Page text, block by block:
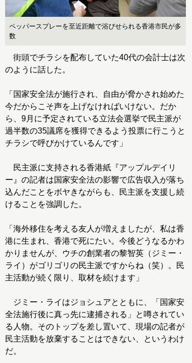
ペッパースプレーを至近距離で浴びせられる香港市民が多
数
街頭でチラシを配布していた40代の会計士は次
のように話した。
「国家安全法が施行され、自由が脅かされ始めた
今だからこそ声を上げなければいけない。だか
ら、9月に予定されている立法会選挙で民主派が
過半数の35議席を獲得できるよう投票に行こうと
チラシで呼びかけているんです」
民主派に支持される香港紙『アップルデイリ
ー』の記者は国家安全法の影響で広告収入が落ち
込んだことをボヤきながらも、民主派を支援し続
けることを強調した。
「海外移住を考える友人が増えましたが、私は香
港に生まれ、香港で死にたい。今後どうなるかわ
かりませんが、ウチの創業者の黎智英（ジミー・
ライ）がゴリゴリの民主派ですからね（笑）。民
主活動が続く限り、取材を続けます」
ジミー・ライはジョシュアとともに、「国家安
全法施行後に真っ先に逮捕される」と噂されてい
る人物。そのトップを差し置いて、現場の記者が
民主活動を放棄することはできない、というわけ
だ。